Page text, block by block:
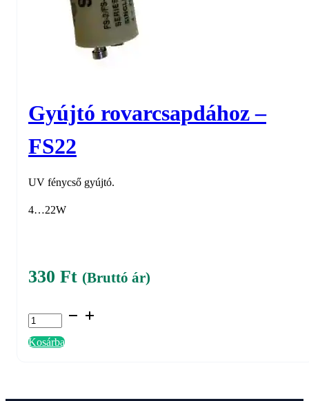
Gyújtó rovarcsapdához –
FS22
UV fénycső gyújtó.
4…22W
330 Ft (Bruttó ár)
Gyújtó
rovarcsapdához
-Kosárba